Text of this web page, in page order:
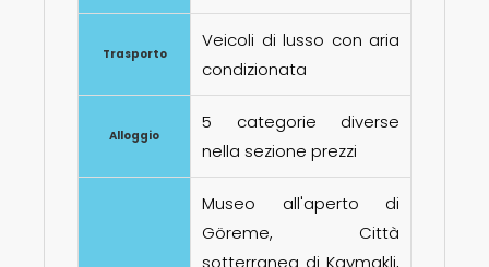
Trasporto
Veicoli di lusso con aria
condizionata
Alloggio
5 categorie diverse
nella sezione prezzi
Museo all'aperto di
Göreme, Città
sotterranea di Kaymakli,